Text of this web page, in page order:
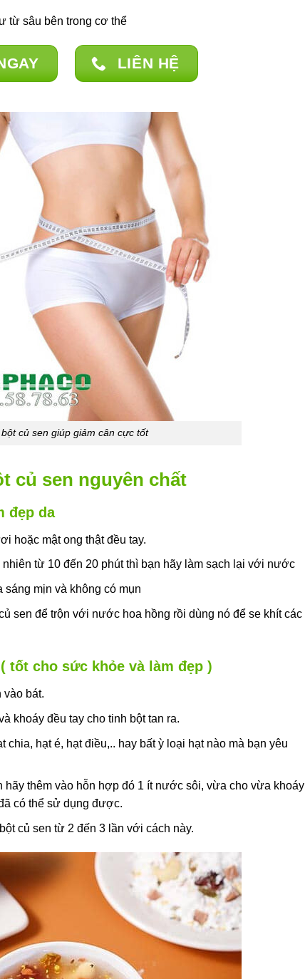
từ sâu bên trong cơ thể
LIÊN HỆ
củ sen giúp giảm cân cực tốt
củ sen nguyên chất
đẹp da
hoặc mật ong thật đều tay.
từ 10 đến 20 phút thì bạn hãy làm sạch lại với nước
mịn và không có mụn
sen để trộn với nước hoa hồng rồi dùng nó để se khít các
tốt cho sức khỏe và làm đẹp )
vào bát.
khoáy đều tay cho tinh bột tan ra.
chia, hạt é, hạt điều,.. hay bất ỳ loại hạt nào mà bạn yêu
hãy thêm vào hỗn hợp đó 1 ít nước sôi, vừa cho vừa khoáy
có thể sử dụng được.
củ sen từ 2 đến 3 lần với cách này.